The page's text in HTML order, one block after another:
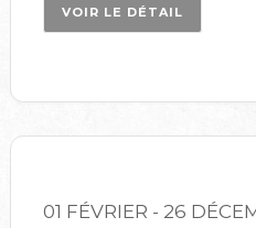
VOIR LE DÉTAIL
01 FÉVRIER - 26